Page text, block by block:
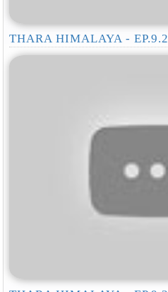
THARA HIMALAYA - EP.9.2